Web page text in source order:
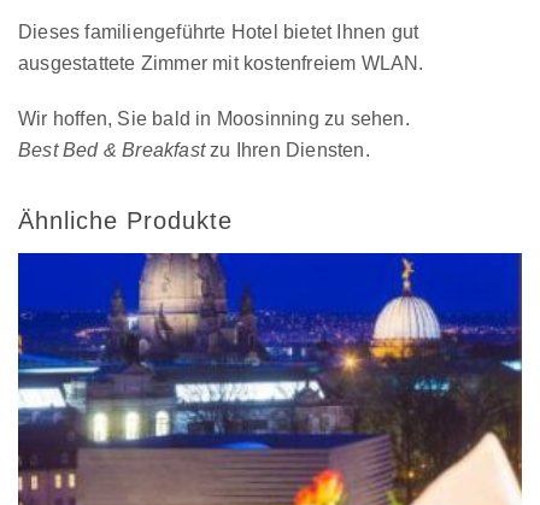
Dieses familiengeführte Hotel bietet Ihnen gut
ausgestattete Zimmer mit kostenfreiem WLAN.
Wir hoffen, Sie bald in Moosinning zu sehen.
Best Bed & Breakfastzu Ihren Diensten.
Ähnliche Produkte